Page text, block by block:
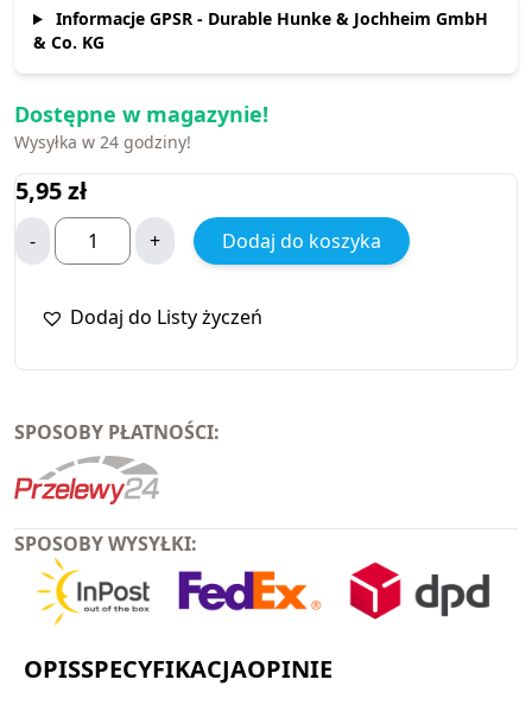
Informacje GPSR - Durable Hunke & Jochheim GmbH
& Co. KG
Dostępne w magazynie!
Wysyłka w 24 godziny!
5,95zł
- + Dodaj do koszyka
Dodaj do Listy życzeń
SPOSOBY PŁATNOŚCI:
SPOSOBY WYSYŁKI:
OPISSPECYFIKACJAOPINIE